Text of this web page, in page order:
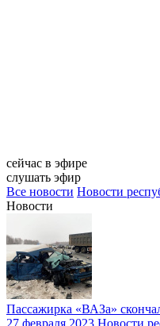
сейчас в эфире
слушать эфир
Все новости Новости
Новости
Пассажирка «ВАЗа»